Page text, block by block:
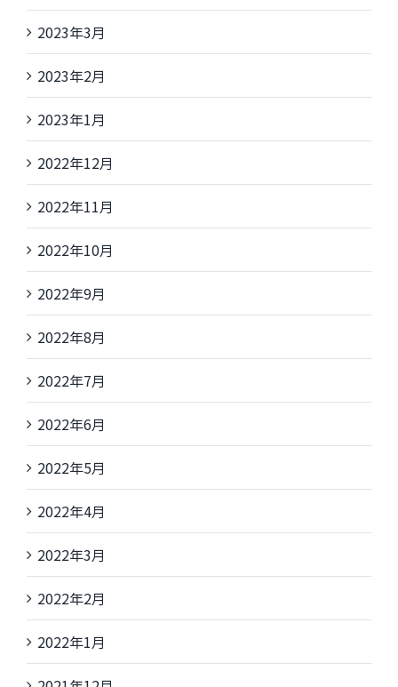
2023年3月
2023年2月
2023年1月
2022年12月
2022年11月
2022年10月
2022年9月
2022年8月
2022年7月
2022年6月
2022年5月
2022年4月
2022年3月
2022年2月
2022年1月